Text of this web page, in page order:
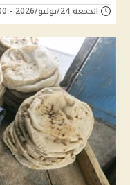
الجمعة 24/يوليو/2026 - 06:00 م